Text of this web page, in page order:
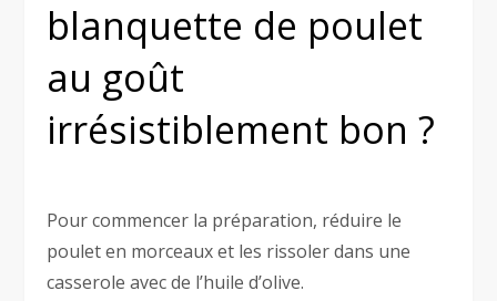
blanquette de poulet
au goût
irrésistiblement bon ?
Pour commencer la préparation, réduire le
poulet en morceaux et les rissoler dans une
casserole avec de l’huile d’olive.